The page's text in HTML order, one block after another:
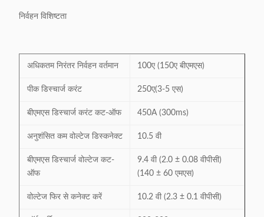
निर्वहन विशिष्टता
अधिकतम निरंतर निर्वहन वर्तमान 100ए (150ए बीएमएस)
पीक डिस्चार्ज करंट 250ए(3-5 एस)
बीएमएस डिस्चार्ज करंट कट-ऑफ 450A (300ms)
अनुशंसित कम वोल्टेज डिस्कनेक्ट 10.5 वी
बीएमएस डिस्चार्ज वोल्टेज कट-
ऑफ
9.4 वी (2.0 ± 0.08 वीपीसी)
(140 ± 60 एमएस)
वोल्टेज फिर से कनेक्ट करें 10.2 वी (2.3 ± 0.1 वीपीसी)